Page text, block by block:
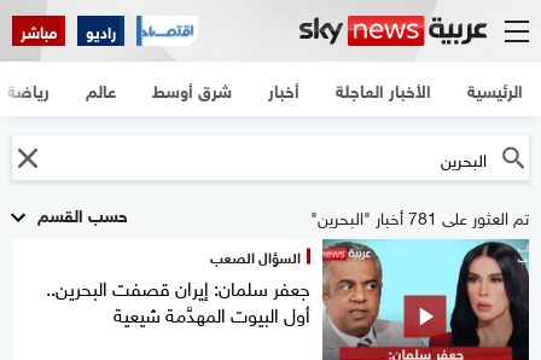
راديو مباشر
الرئيسية الأخبار العاجلة أخبار شرق أوسط عالم رياضة
حسب القسم تم العثور على 781 أخبار "البحرين"
السؤال الصعب
جعفر سلمان: إيران قصفت البحرين..
أول البيوت المهدَّمة شيعية